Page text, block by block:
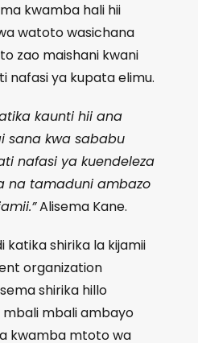
kwamba hali hii
watoto wasichana
zao maishani kwani
nafasi ya kupata elimu.
kaunti hii ana
sana kwa sababu
nafasi ya kuendeleza
na tamaduni ambazo
Alisema Kane.
katika shirika la kijamii
organization
shirika hillo
mbali ambayo
kwamba mtoto wa